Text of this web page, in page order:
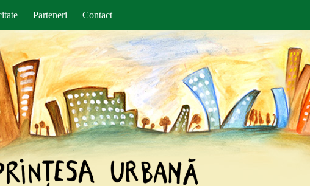
Parteneri Contact